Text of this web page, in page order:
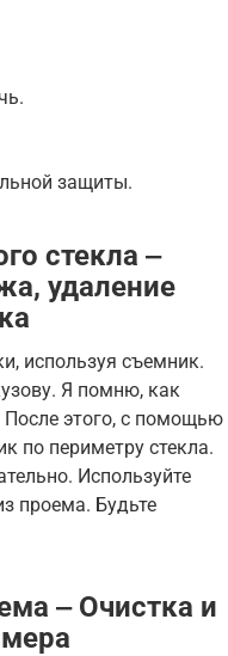
защиты.
стекла ‒
удаление
используя съемник.
Я помню, как
После этого, с помощью
по периметру стекла.
Используйте
проема. Будьте
‒ Очистка и